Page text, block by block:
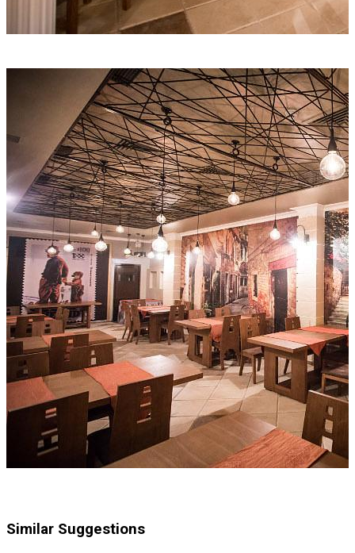
Similar Suggestions